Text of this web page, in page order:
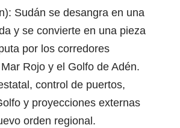
Sudán se desangra en una
y se convierte en una pieza
por los corredores
Rojo y el Golfo de Adén.
control de puertos,
y proyecciones externas
orden regional.